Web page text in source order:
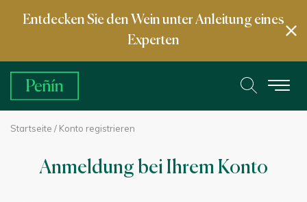
Entdecken Sie den Wein unter Anleitung eines
Experten
Startseite / Konto registrieren
Anmeldung bei Ihrem Konto